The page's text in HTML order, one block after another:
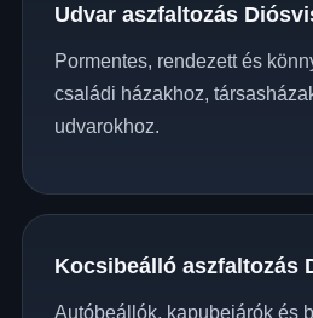
Udvar aszfaltozás
Pormentes, rendezett és
családi házakhoz,
udvarokhoz.
Kocsibeálló aszfaltozás
Autóbeállók, kapubejárók és